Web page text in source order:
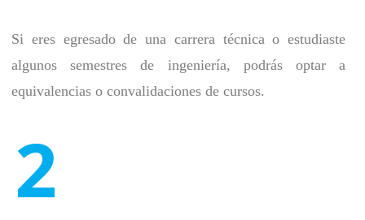
Si eres egresado de una carrera técnica o estudiaste
algunos semestres de ingeniería, podrás optar a
equivalencias o convalidaciones de cursos.
2